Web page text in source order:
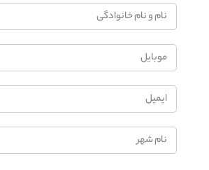
نام
خانوادگی
موبایل
ایمیل
نام
شهر